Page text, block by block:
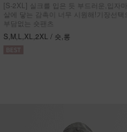
[S-2XL] 실크를 입은 듯 부드러운,입자마
살에 닿는 감촉이 너무 시원해!기장선택
부담없는 숏팬츠
S,M,L,XL,2XL / 숏,롱